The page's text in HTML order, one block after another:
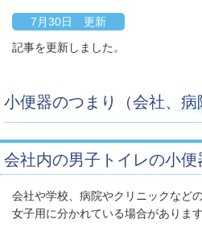
7月30日 更新
記事を更新しました。
小便器のつまり（会社、
会社内の男子トイレの小
会社や学校、病院やクリニックなど
女子用に分かれている場合があります